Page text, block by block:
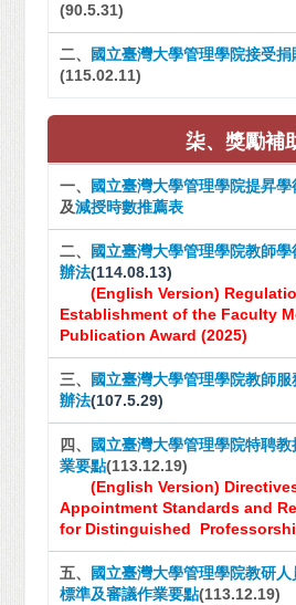
(90.5.31)
二、 國立臺灣大學管理學院接受
(115.02.11)
柒、獎勵補
一、 國立臺灣大學管理學院提昇
及減授時數推薦表
二、 國立臺灣大學管理學院教師
辦法(114.08.13)
(English Version)
Establishment of the Faculty
Publication Award (2025)
三、 國立臺灣大學管理學院教師
辦法(107.5.29)
四、 國立臺灣大學管理學院特聘
業要點(113.12.19)
(English Version)
Appointment Standards and
for Distinguished
五、 國立臺灣大學管理學院教研
標準及審議作業要點(113.12.19)